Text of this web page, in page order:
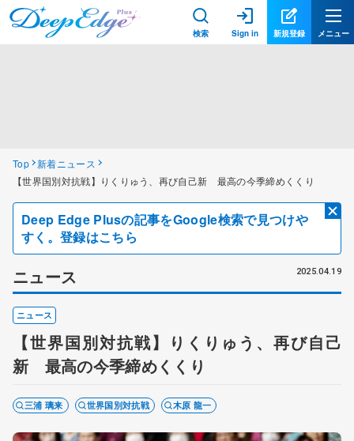
検索 Sign in 新規登録 メニュー
Top 新着ニュース
【世界国別対抗戦】りくりゅう、再び自己新 最高の今季締めくくり
Deep Edge Plusの記事をGoogle検索で見つけや
すく。登録はこちら
ニュース 2025.04.19
ニュース
【世界国別対抗戦】りくりゅう、再び自己
新 最高の今季締めくくり
三浦 璃来 世界国別対抗戦 木原 龍一